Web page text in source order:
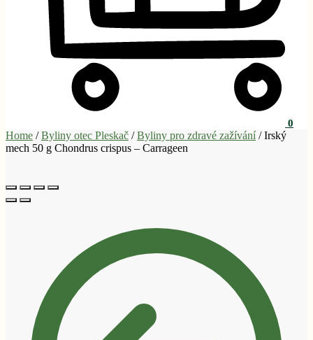
0
Home /Byliny otec Pleskač /Byliny pro zdravé zažívání/Irský
mech 50 g Chondrus crispus – Carrageen